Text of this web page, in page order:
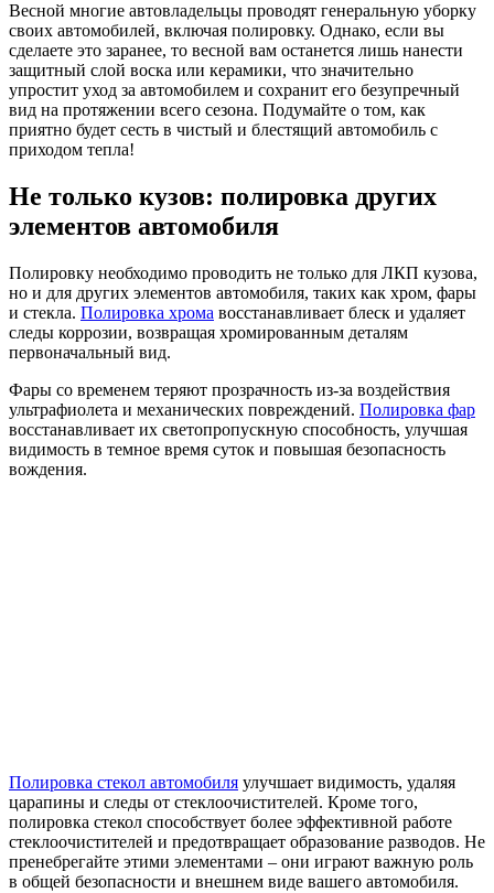
Весной многие автовладельцы проводят генеральную уборку
своих автомобилей, включая полировку. Однако, если вы
сделаете это заранее, то весной вам останется лишь нанести
защитный слой воска или керамики, что значительно
упростит уход за автомобилем и сохранит его безупречный
вид на протяжении всего сезона. Подумайте о том, как
приятно будет сесть в чистый и блестящий автомобиль с
приходом тепла!
Не только кузов: полировка других
элементов автомобиля
Полировку необходимо проводить не только для ЛКП кузова,
но и для других элементов автомобиля, таких как хром, фары
и стекла. Полировка хрома восстанавливает блеск и удаляет
следы коррозии, возвращая хромированным деталям
первоначальный вид.
Фары со временем теряют прозрачность из-за воздействия
ультрафиолета и механических повреждений. Полировка фар
восстанавливает их светопропускную способность, улучшая
видимость в темное время суток и повышая безопасность
вождения.
Полировка стекол автомобиля улучшает видимость, удаляя
царапины и следы от стеклоочистителей. Кроме того,
полировка стекол способствует более эффективной работе
стеклоочистителей и предотвращает образование разводов. Не
пренебрегайте этими элементами – они играют важную роль
в общей безопасности и внешнем виде вашего автомобиля.